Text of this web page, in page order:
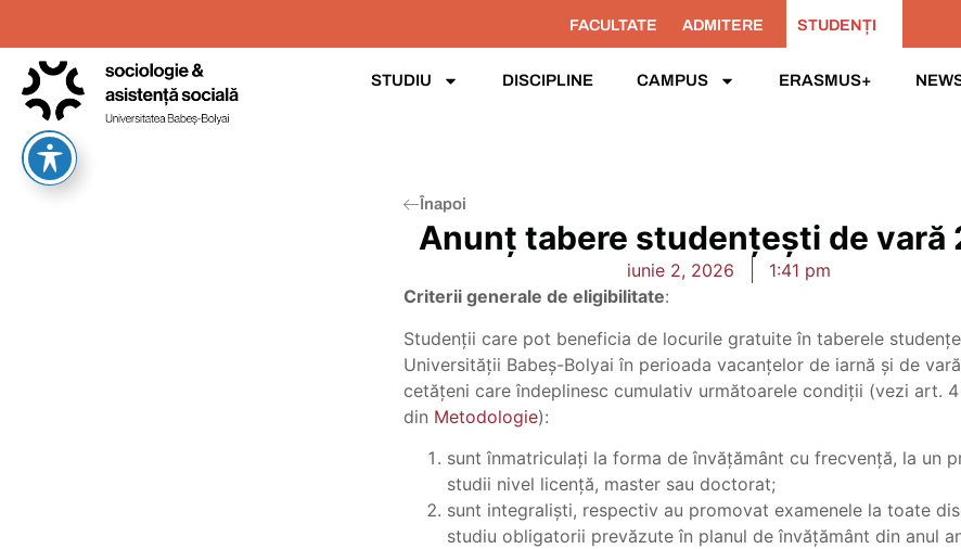
FACULTATE ADMITERE STUDENȚI
STUDIU DISCIPLINE CAMPUS ERASMUS+
Înapoi
Anunț tabere studențești de vară
iunie 2, 2026
1:41 pm
Criterii generale de eligibilitate:
Studenții care pot beneficia de locurile gratuite în taberele
Universității Babeș-Bolyai în perioada vacanțelor de iarnă și de
cetățeni care îndeplinesc cumulativ următoarele condiții (vezi art.
din Metodologie):
sunt înmatriculați la forma de învățământ cu frecvență, la un
studii nivel licență, master sau doctorat;
sunt integraliști, respectiv au promovat examenele la toate
studiu obligatorii prevăzute în planul de învățământ din anul